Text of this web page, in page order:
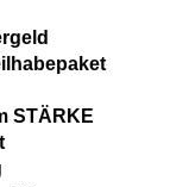
STÄRKE